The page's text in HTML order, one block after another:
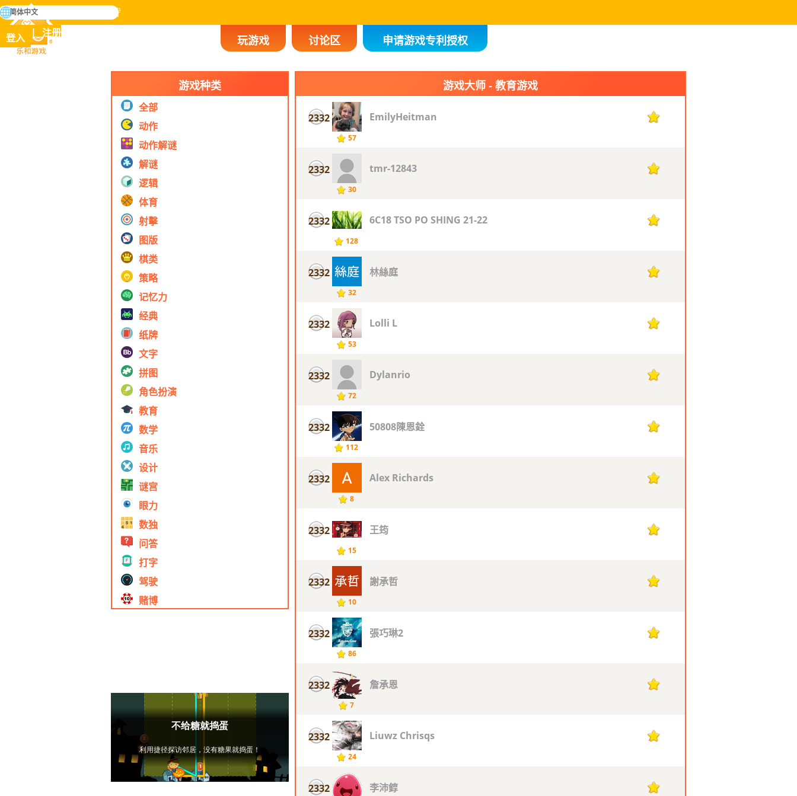
乐和游戏
掌握人类历史上所有游戏
搜
寻
玩游戏 讨论区 申请游戏专利授权
登入 注册
简体中文
游戏种类
全部
动作
动作解谜
解谜
逻辑
体育
射擊
图版
棋类
策略
记忆力
经典
纸牌
文字
拼图
角色扮演
教育
数学
音乐
设计
谜宫
眼力
数独
问答
打字
驾驶
赌博
游戏大师 - 教育游戏
2332
57
EmilyHeitman 7
2332
30
tmr-12843 7
2332
128
6C18 TSO PO SHING 21-22 7
2332
32
林絲庭 7
2332
53
Lolli L 7
2332
72
Dylanrio 7
2332
112
50808陳恩銓 7
2332
8
Alex Richards 7
2332
15
王筠 7
2332
10
謝承哲 7
2332
86
張巧琳2 7
2332
7
詹承恩 7
2332
24
Liuwz Chrisqs 7
2332 李沛錞 7